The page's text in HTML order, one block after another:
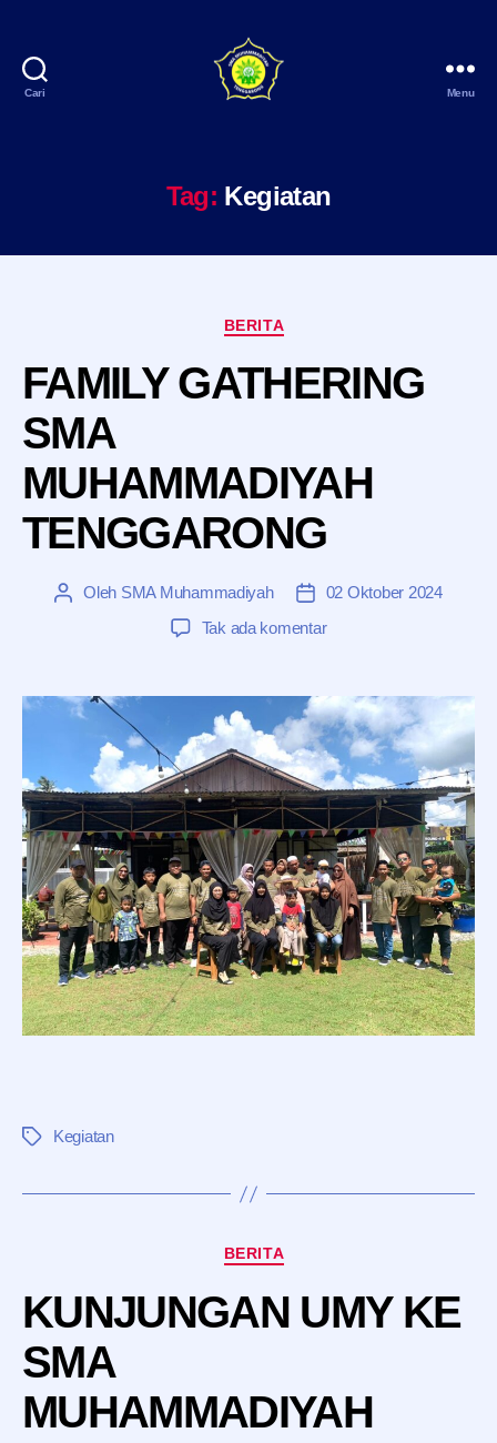
Cari Menu
Tag: Kegiatan
Kategori
BERITA
FAMILY GATHERING
SMA
MUHAMMADIYAH
TENGGARONG
Penulis
Oleh SMA Muhammadiyah
Tanggal
artikel
02 Oktober 2024
Tak ada komentarpada
SMA
MUHAMMADIYAH
TENGGARONG
Tag Kegiatan
Kategori
BERITA
KUNJUNGAN UMY KE
SMA
MUHAMMADIYAH